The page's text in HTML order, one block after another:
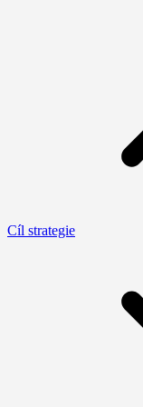
Cíl strategie